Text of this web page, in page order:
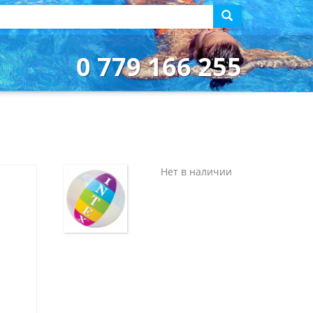
0 779 166 255
Нет в наличии